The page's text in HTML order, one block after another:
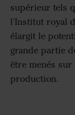
supérieur tels
l'Institut royal
élargit le
grande partie
être menés
production.